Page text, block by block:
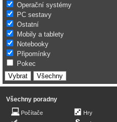
Operační systémy
PC sestavy
Ostatní
Mobily a tablety
Notebooky
Připomínky
Pokec
Všechny poradny
Počítače
Hry